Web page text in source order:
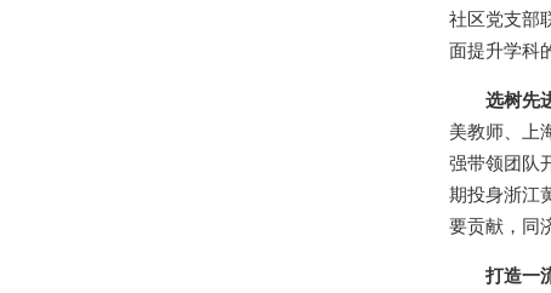
社区党支部
面提升学科
选树先
美教师、上
强带领团队
期投身浙江
要贡献，同
打造一